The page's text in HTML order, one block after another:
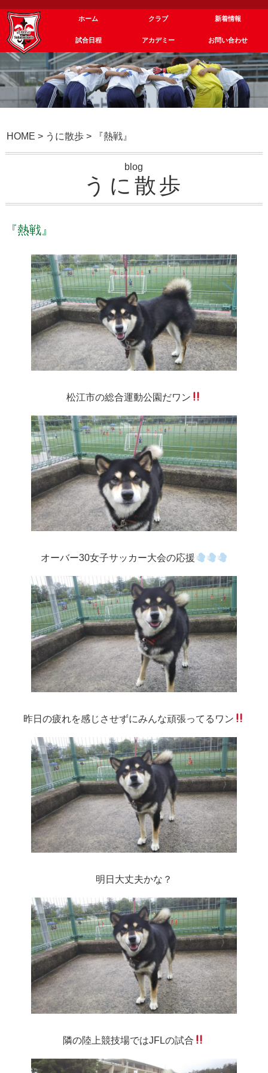
ホーム クラブ 新着情報
試合日程 アカデミー お問い合わせ
HOME > うに散歩 > 『熱戦』
blog
うに散歩
『熱戦』
松江市の総合運動公園だワン
オーバー30女子サッカー大会の応援
昨日の疲れを感じさせずにみんな頑張ってるワン
明日大丈夫かな？
隣の陸上競技場ではJFLの試合